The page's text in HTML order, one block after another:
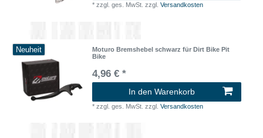
*zzgl. ges. MwSt. zzgl.Versandkosten
Neuheit
Moturo Bremshebel schwarz für Dirt Bike Pit
Bike
4,96 € *
In den Warenkorb
*zzgl. ges. MwSt. zzgl.Versandkosten